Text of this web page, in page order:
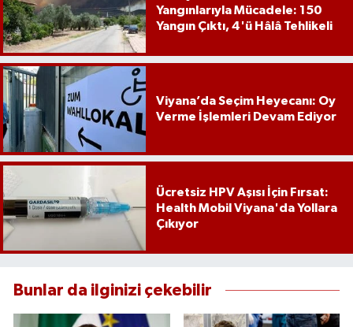
Yangınlarıyla Mücadele: 150
Yangın Çıktı, 4'ü Hâlâ Tehlikeli
Viyana’da Seçim Heyecanı: Oy
Verme İşlemleri Devam Ediyor
Ücretsiz HPV Aşısı İçin Fırsat:
Health Mobil Viyana'da Yollara
Çıkıyor
Bunlar da ilginizi çekebilir